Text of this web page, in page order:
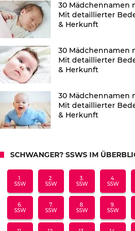
30 Mädchennamen
Mit detaillierter
& Herkunft
30 Mädchennamen
Mit detaillierter
& Herkunft
30 Mädchennamen
Mit detaillierter
& Herkunft
SCHWANGER? SSWS IM
1.
SSW
2.
SSW
3.
SSW
4.
SSW
6.
SSW
7.
SSW
8.
SSW
9.
SSW